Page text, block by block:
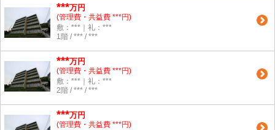
***万円
(管理費・共益費 ***円)
敷：***｜礼：***
1階 / *** / ***
***万円
(管理費・共益費 ***円)
敷：***｜礼：***
2階 / *** / ***
***万円
(管理費・共益費 ***円)